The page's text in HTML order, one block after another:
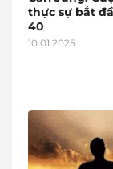
thực sự bắt
40
10.01.2025